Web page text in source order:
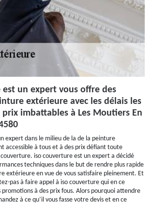
est un expert vous offre des
extérieure avec les délais les
imbattables à Les Moutiers En
expert dans le milieu de la de la peinture
accessible à tous et à des prix défiant toute
iso couverture est un expert a décidé
techniques dans le but de rendre plus rapide
extérieure en vue de vous satisfaire pleinement. Et
pas à faire appel à iso couverture qui en ce
à des prix fous. Alors pourquoi attendre
à ce qu’il vous fasse votre devis et en ce